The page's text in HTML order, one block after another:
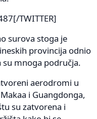
TWITTER]
surova stoga je
provincija odnio
su mnoga područja.
aerodromi u
i Guangdonga,
su zatvorena i